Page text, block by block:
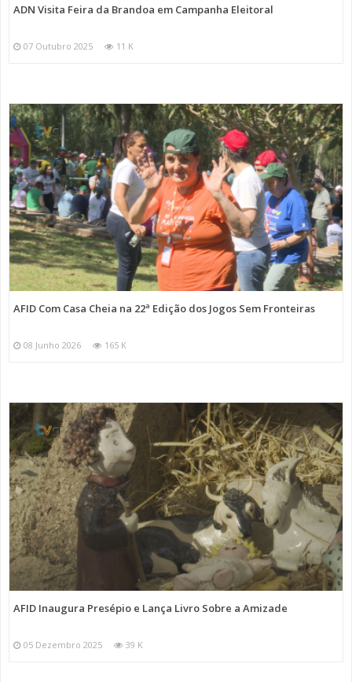
ADN Visita Feira da Brandoa em Campanha Eleitoral
07 Outubro 2025 11 K
AFID Com Casa Cheia na 22ª Edição dos Jogos Sem Fronteiras
08 Junho 2026 165 K
AFID Inaugura Presépio e Lança Livro Sobre a Amizade
05 Dezembro 2025 39 K